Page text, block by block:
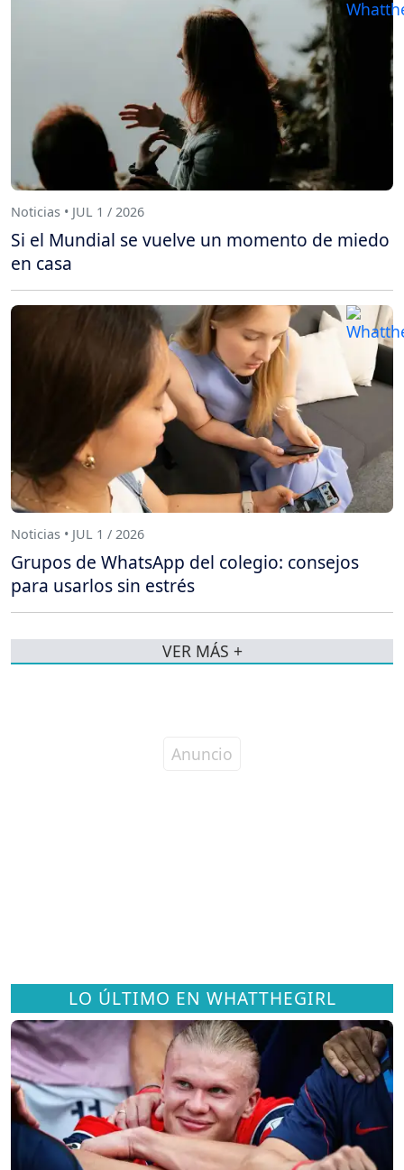
LO ÚLTIMO EN WHATTHEGIRL
Noticias • JUL 1 / 2026
Si el Mundial se vuelve un momento de miedo
en casa
Noticias • JUL 1 / 2026
Grupos de WhatsApp del colegio: consejos
para usarlos sin estrés
VER MÁS +